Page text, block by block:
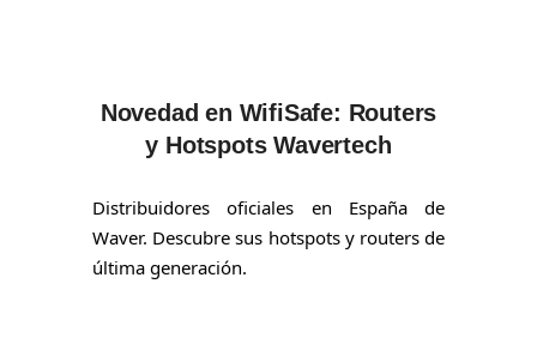
Novedad en WifiSafe: Routers
y Hotspots Wavertech
Distribuidores oficiales en España de
Waver. Descubre sus hotspots y routers de
última generación.